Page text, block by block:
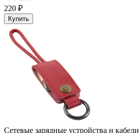
220 ₽
Купить
Сетевые зарядные устройства и кабели